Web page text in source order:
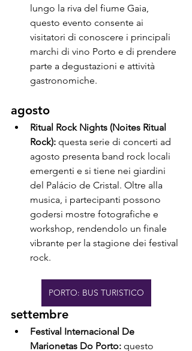
lungo la riva del fiume Gaia,
questo evento consente ai
visitatori di conoscere i principali
marchi di vino Porto e di prendere
parte a degustazioni e attività
gastronomiche.
agosto
Ritual Rock Nights (Noites Ritual
Rock): questa serie di concerti ad
agosto presenta band rock locali
emergenti e si tiene nei giardini
del Palácio de Cristal. Oltre alla
musica, i partecipanti possono
godersi mostre fotografiche e
workshop, rendendolo un finale
vibrante per la stagione dei festival
rock.
PORTO: BUS TURISTICO
settembre
Festival Internacional De
Marionetas Do Porto: questo